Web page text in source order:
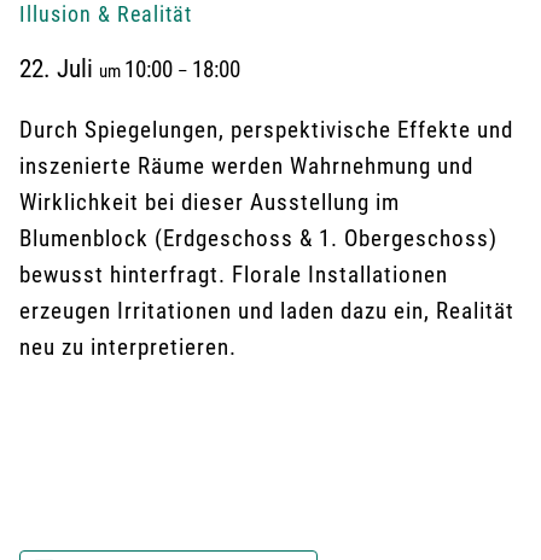
Illusion & Realität
22. Juli um 10:00 – 18:00
Durch Spiegelungen, perspektivische Effekte und
inszenierte Räume werden Wahrnehmung und
Wirklichkeit bei dieser Ausstellung im
Blumenblock (Erdgeschoss & 1. Obergeschoss)
bewusst hinterfragt. Florale Installationen
erzeugen Irritationen und laden dazu ein, Realität
neu zu interpretieren.